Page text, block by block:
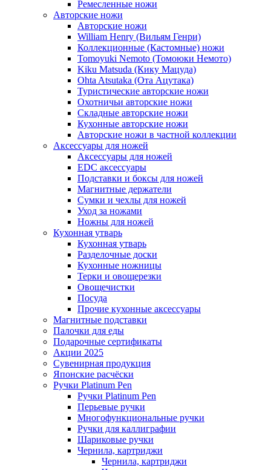
Ремесленные ножи
Авторские ножи
Авторские ножи
William Henry (Вильям Генри)
Коллекционные (Кастомные) ножи
Tomoyuki Nemoto (Томоюки Немото)
Kiku Matsuda (Кику Мацуда)
Ohta Atsutaka (Ота Ацутака)
Туристические авторские ножи
Охотничьи авторские ножи
Складные авторские ножи
Кухонные авторские ножи
Авторские ножи в частной коллекции
Аксессуары для ножей
Аксессуары для ножей
EDC аксессуары
Подставки и боксы для ножей
Магнитные держатели
Сумки и чехлы для ножей
Уход за ножами
Ножны для ножей
Кухонная утварь
Кухонная утварь
Разделочные доски
Кухонные ножницы
Терки и овощерезки
Овощечистки
Посуда
Прочие кухонные аксессуары
Магнитные подставки
Палочки для еды
Подарочные сертификаты
Акции 2025
Сувенирная продукция
Японские расчёски
Ручки Platinum Pen
Ручки Platinum Pen
Перьевые ручки
Многофункциональные ручки
Ручки для каллиграфии
Шариковые ручки
Чернила, картриджи
Чернила, картриджи